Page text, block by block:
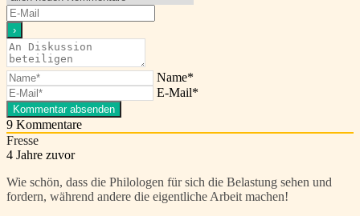
Name*
E-Mail*
9 Kommentare
Fresse
4 Jahre zuvor
Wie schön, dass die Philologen für sich die Belastung sehen und
fordern, während andere die eigentliche Arbeit machen!